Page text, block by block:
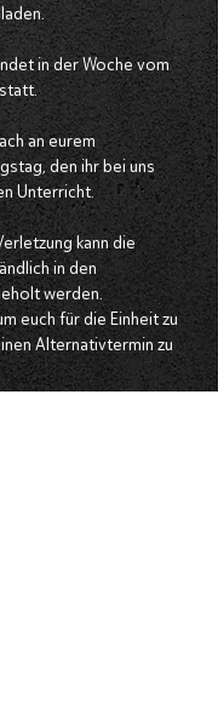
in der Woche vom
an eurem
den ihr bei uns
Unterricht.
kann die
in den
werden.
euch für die Einheit zu
Alternativtermin zu